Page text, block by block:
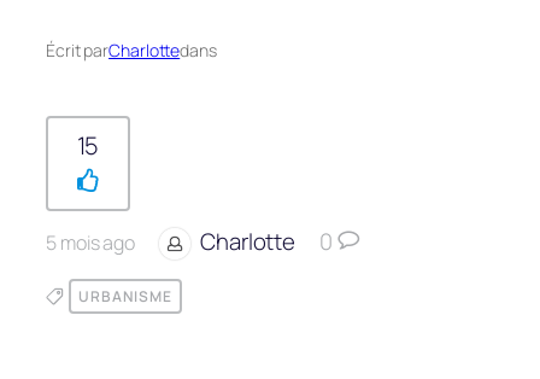
Écrit parCharlottedans
15
5 mois ago Charlotte 0
URBANISME